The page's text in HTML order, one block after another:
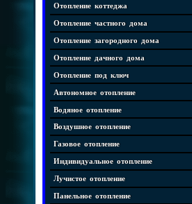
Отопление коттеджа
Отопление частного дома
Отопление загородного дома
Отопление дачного дома
Отопление под ключ
Автономное отопление
Водяное отопление
Воздушное отопление
Газовое отопление
Индивидуальное отопление
Лучистое отопление
Панельное отопление